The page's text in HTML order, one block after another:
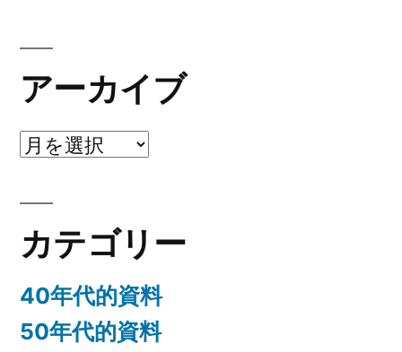
アーカイブ
ア
イ
ブ
カテゴリー
40年代的資料
50年代的資料